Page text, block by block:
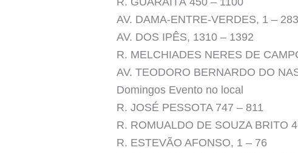
AV. DAMA-ENTRE-VERDES, 1 – 283
AV. DOS IPÊS, 1310 – 1392
R. MELCHIADES NERES DE
AV. TEODORO BERNARDO DO
Domingos Evento no local
R. JOSÉ PESSOTA 747 – 811
R. ROMUALDO DE SOUZA BRITO
R. ESTEVÃO AFONSO, 1 – 76